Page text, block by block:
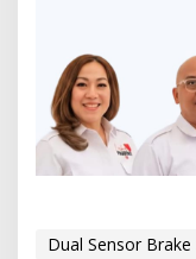
Dual Sensor